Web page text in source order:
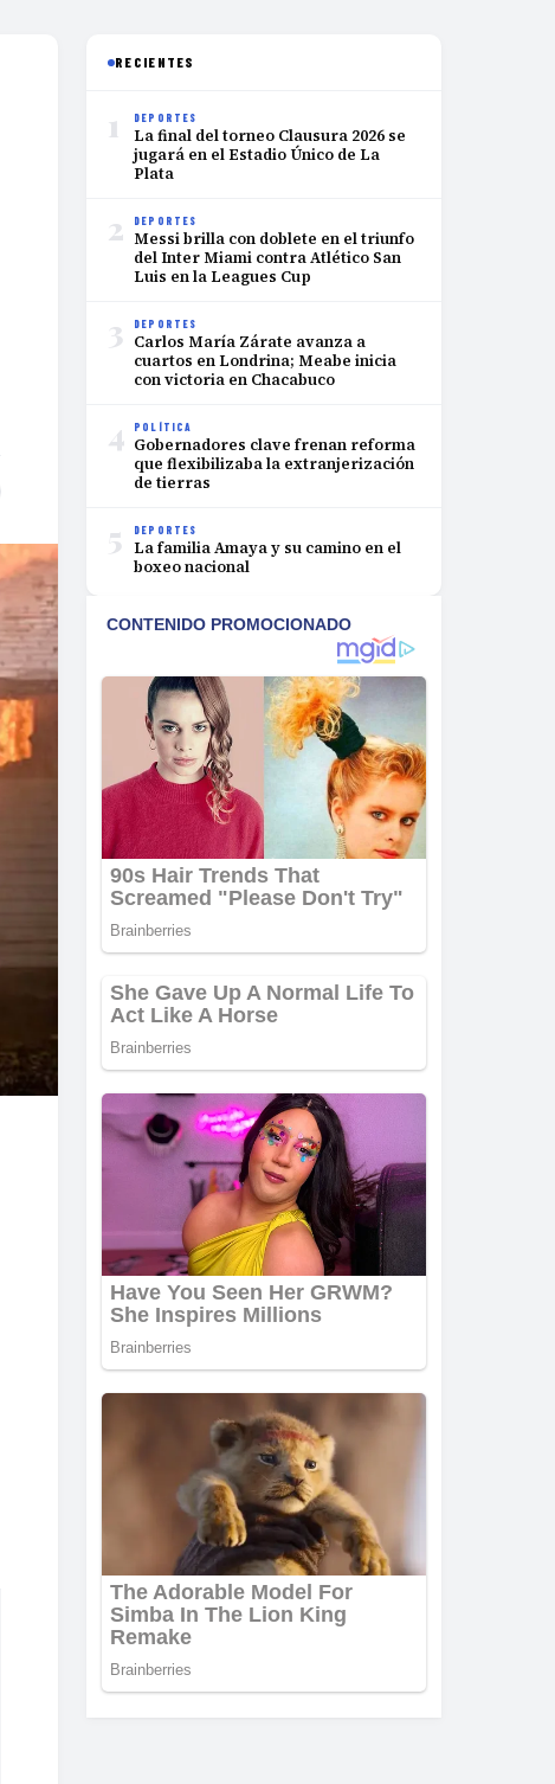
RECIENTES
1 DEPORTES
La final del torneo Clausura 2026 se
jugará en el Estadio Único de La
Plata
2 DEPORTES
Messi brilla con doblete en el triunfo
del Inter Miami contra Atlético San
Luis en la Leagues Cup
3 DEPORTES
Carlos María Zárate avanza a
cuartos en Londrina; Meabe inicia
con victoria en Chacabuco
4 POLÍTICA
Gobernadores clave frenan reforma
que flexibilizaba la extranjerización
de tierras
5 DEPORTES
La familia Amaya y su camino en el
boxeo nacional